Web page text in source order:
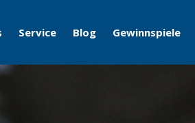
Service Blog Gewinnspiele